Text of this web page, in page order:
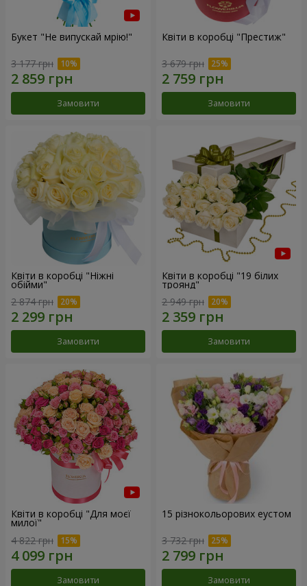
Букет "Не випускай мрію!"
3 177 грн
Замовити
Квіти в коробці "Престиж"
3 679 грн
Замовити
Квіти в коробці "Ніжні
обійми"
2 874 грн
Замовити
Квіти в коробці "19 білих
троянд"
2 949 грн
Замовити
Квіти в коробці "Для моєї
милої"
4 822 грн
Замовити
15 різнокольорових еустом
3 732 грн
Замовити